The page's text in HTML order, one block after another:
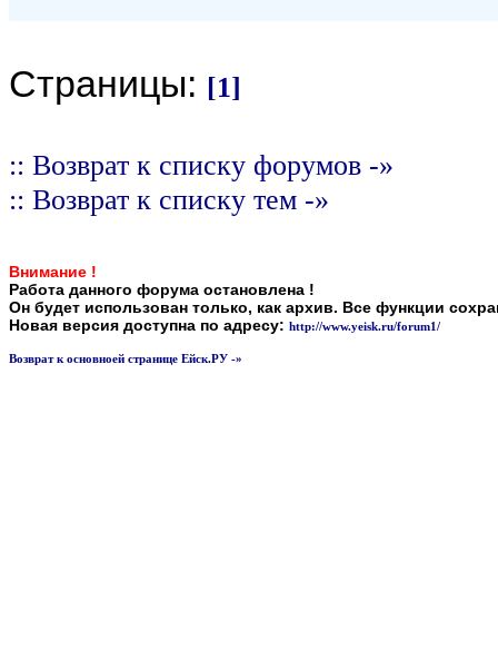
Страницы: [1]
:: Возврат к списку форумов -»
:: Возврат к списку тем -»
Внимание !
Работа данного форума остановлена !
Он будет использован только, как архив. Все функции
Новая версия доступна по адресу: http://www.yeisk.ru/forum1/
Возврат к основноей странице Ейск.РУ -»